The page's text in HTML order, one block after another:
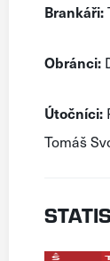
Brankáři:
Obránci:
Útočníci:
Tomáš